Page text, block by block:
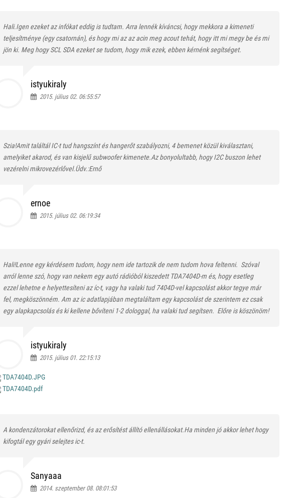
Hali.Igen ezeket az infókat eddig is tudtam. Arra lennék kíváncsi, hogy mekkora a kimeneti
teljesítménye (egy csatornán), és hogy mi az az acin meg acout tehát, hogy itt mi megy be és mi
jön ki. Meg hogy SCL SDA ezeket se tudom, hogy mik ezek, ebben kérnénk segítséget.
istyukiraly
2015. július 02. 06:55:57
Szia!Amit találtál IC-t tud hangszínt és hangerőt szabályozni, 4 bemenet közül kiválasztani,
amelyiket akarod, és van kisjelű subwoofer kimenete.Az bonyolultabb, hogy I2C buszon lehet
vezérelni mikrovezérlővel.Üdv.:Ernő
ernoe
2015. július 02. 06:19:34
Hali!Lenne egy kérdésem tudom, hogy nem ide tartozik de nem tudom hova feltenni. Szóval
arról lenne szó, hogy van nekem egy autó rádióból kiszedett TDA7404D-m és, hogy esetleg
ezzel lehetne e helyettesíteni az íc-t, vagy ha valaki tud 7404D-vel kapcsolást akkor tegye már
fel, megköszönném. Am az ic adatlapjában megtaláltam egy kapcsolást de szerintem ez csak
egy alapkapcsolás és ki kellene bővíteni 1-2 dologgal, ha valaki tud segítsen. Előre is köszönöm!
istyukiraly
2015. július 01. 22:15:13
TDA7404D.JPG
TDA7404D.pdf
A kondenzátorokat ellenőrizd, és az erősítést állító ellenállásokat.Ha minden jó akkor lehet hogy
kifogtál egy gyári selejtes ic-t.
Sanyaaa
2014. szeptember 08. 08:01:53